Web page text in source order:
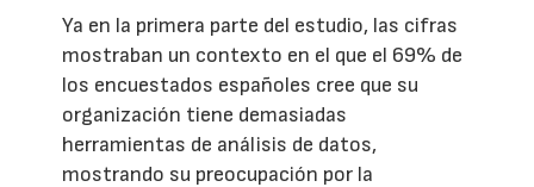
Ya en la primera parte del estudio, las cifras
mostraban un contexto en el que el 69% de
los encuestados españoles cree que su
organización tiene demasiadas
herramientas de análisis de datos,
mostrando su preocupación por la